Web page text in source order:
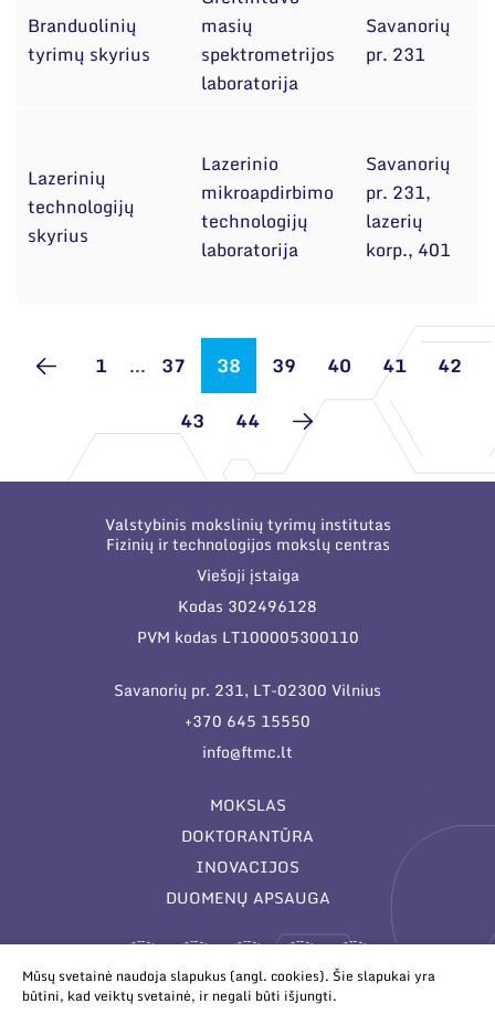
Branduolinių
tyrimų skyrius
masių
spektrometrijos
laboratorija
Savanorių
pr. 231
Lazerinių
technologijų
skyrius
Lazerinio
mikroapdirbimo
technologijų
laboratorija
Savanorių
pr. 231,
lazerių
korp., 401
1 ... 37 38 39 40 41
42
43
44
Valstybinis mokslinių tyrimų institutas
Fizinių ir technologijos mokslų centras
Viešoji įstaiga
Kodas 302496128
PVM kodas LT100005300110
Savanorių pr. 231, LT-02300 Vilnius
+370 645 15550
info@ftmc.lt
MOKSLAS
DOKTORANTŪRA
INOVACIJOS
DUOMENŲ APSAUGA
Mūsų svetainė naudoja slapukus (angl. cookies). Šie slapukai yra
būtini, kad veiktų svetainė, ir negali būti išjungti.